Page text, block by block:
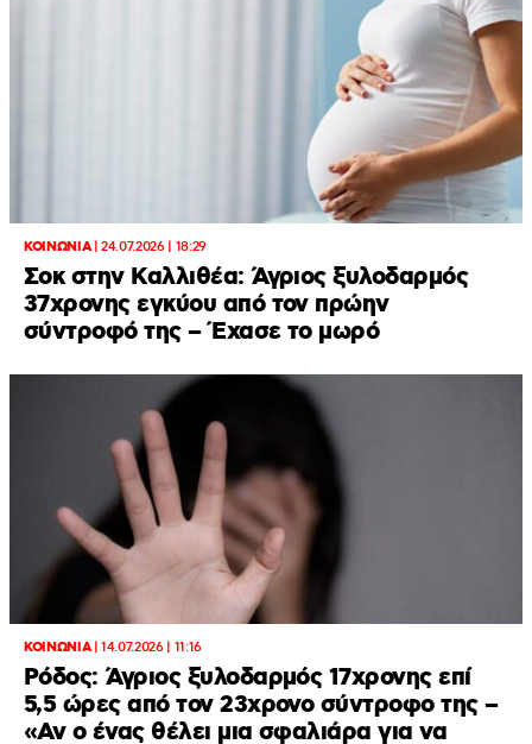
ΚΟΙΝΩΝΙΑ|24.07.2026 | 18:29
Σοκ στην Καλλιθέα: Άγριος ξυλοδαρμός
37χρονης εγκύου από τον πρώην
σύντροφό της – Έχασε το μωρό
ΚΟΙΝΩΝΙΑ|14.07.2026 | 11:16
Ρόδος: Άγριος ξυλοδαρμός 17χρονης επί
5,5 ώρες από τον 23χρονο σύντροφο της –
«Αν ο ένας θέλει μια σφαλιάρα για να